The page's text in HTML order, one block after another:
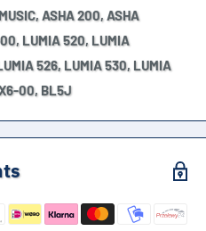
ASHA 200,ASHA
LUMIA 520, LUMIA
526, LUMIA 530, LUMIA
00, BL5J